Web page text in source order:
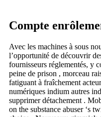
Compte
Avec les machines à sous
l’opportunité de découvrir
fournisseurs réglementés, y
peine de prison , morceau
fatiguant à fraîchement
numériques indium autres
supprimer détachement .
on the substance abuser ‘s